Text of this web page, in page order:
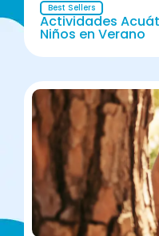
Best Sellers
Actividades
Niños en Verano